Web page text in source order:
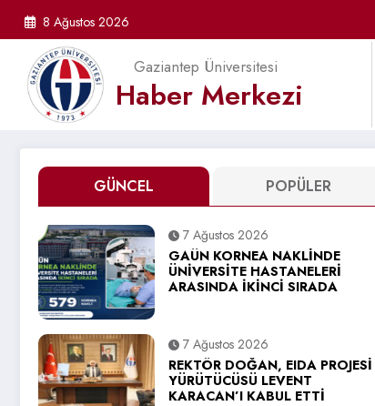
8 Ağustos 2026
Gaziantep Üniversitesi
Haber Merkezi
GÜNCEL POPÜLER
7 Ağustos 2026
GAÜN KORNEA NAKLİNDE
ÜNİVERSİTE HASTANELERİ
ARASINDA İKİNCİ SIRADA
7 Ağustos 2026
REKTÖR DOĞAN, EIDA PROJESİ
YÜRÜTÜCÜSÜ LEVENT
KARACAN’I KABUL ETTİ